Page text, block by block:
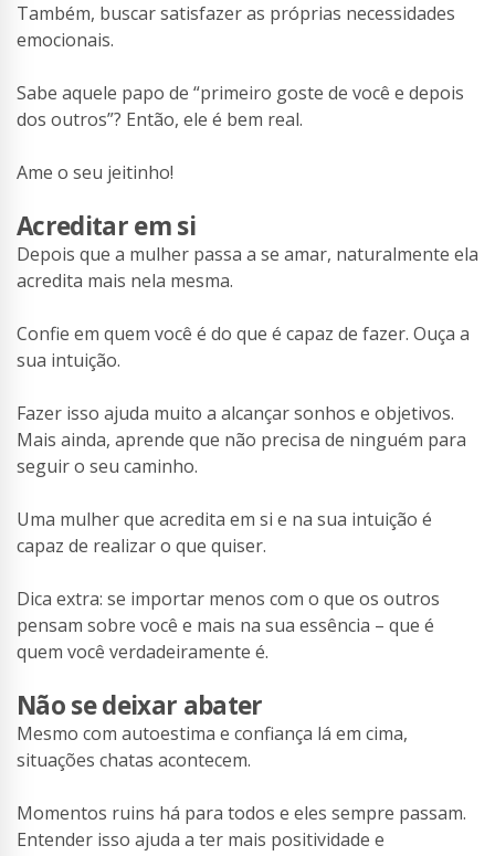
Também, buscar satisfazer as próprias necessidades
emocionais.
Sabe aquele papo de “primeiro goste de você e depois
dos outros”? Então, ele é bem real.
Ame o seu jeitinho!
Acreditar em si
Depois que a mulher passa a se amar, naturalmente ela
acredita mais nela mesma.
Confie em quem você é do que é capaz de fazer. Ouça a
sua intuição.
Fazer isso ajuda muito a alcançar sonhos e objetivos.
Mais ainda, aprende que não precisa de ninguém para
seguir o seu caminho.
Uma mulher que acredita em si e na sua intuição é
capaz de realizar o que quiser.
Dica extra: se importar menos com o que os outros
pensam sobre você e mais na sua essência – que é
quem você verdadeiramente é.
Não se deixar abater
Mesmo com autoestima e confiança lá em cima,
situações chatas acontecem.
Momentos ruins há para todos e eles sempre passam.
Entender isso ajuda a ter mais positividade e